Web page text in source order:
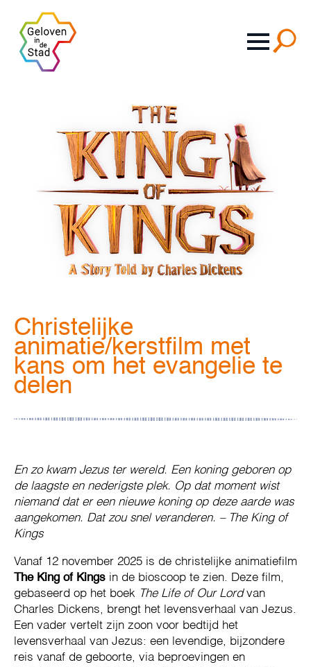
Christelijke
animatie/kerstfilm met
kans om het evangelie te
delen
En zo kwam Jezus ter wereld. Een koning geboren op
de laagste en nederigste plek. Op dat moment wist
niemand dat er een nieuwe koning op deze aarde was
aangekomen. Dat zou snel veranderen. – The King of
Kings
Vanaf 12 november 2025 is de christelijke animatiefilm
The King of Kings in de bioscoop te zien. Deze film,
gebaseerd op het boek The Life of Our Lordvan
Charles Dickens, brengt het levensverhaal van Jezus.
Een vader vertelt zijn zoon voor bedtijd het
levensverhaal van Jezus: een levendige, bijzondere
reis vanaf de geboorte, via beproevingen en